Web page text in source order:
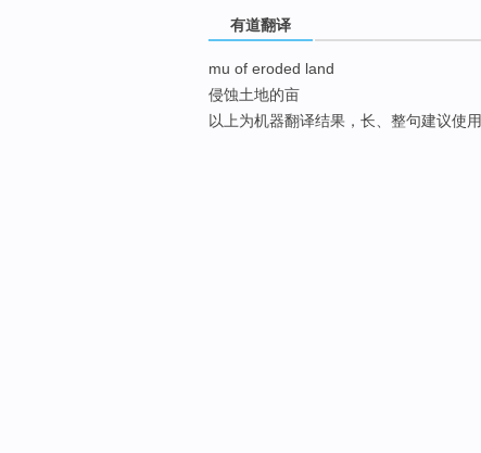
有道翻译
mu of eroded land
侵蚀土地的亩
以上为机器翻译结果，长、整句建议使用